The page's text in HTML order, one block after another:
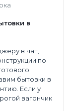
в
в чат,
по
бытовки в
Если у
вагончик